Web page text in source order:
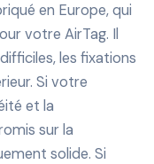
en Europe, qui
votre AirTag. Il
les fixations
Si votre
et la
sur la
solide. Si